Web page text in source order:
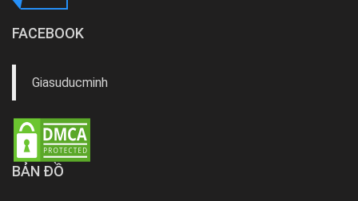
FACEBOOK
Giasuducminh
BẢN ĐỒ